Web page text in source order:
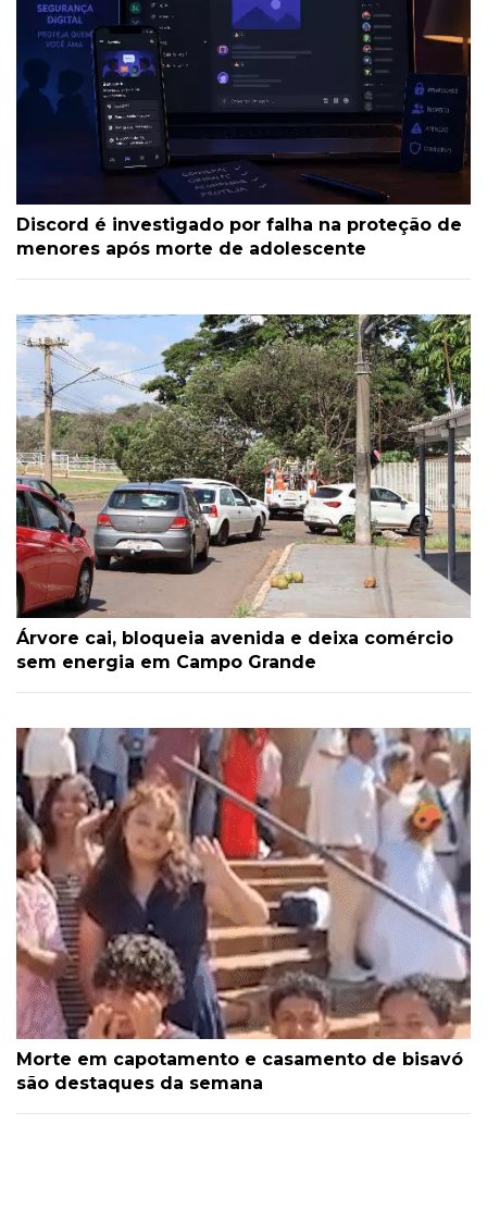
Discord é investigado por falha na proteção de
menores após morte de adolescente
Árvore cai, bloqueia avenida e deixa comércio
sem energia em Campo Grande
Morte em capotamento e casamento de bisavó
são destaques da semana